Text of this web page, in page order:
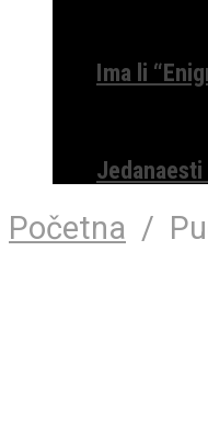
Ima li
Početna /